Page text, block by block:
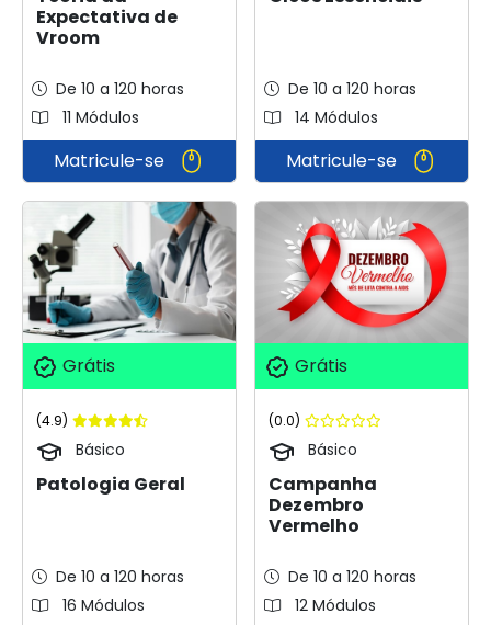
Expectativa de
Vroom
De 10 a 120 horas
11 Módulos
Matricule-se
De 10 a 120 horas
14 Módulos
Matricule-se
Grátis
(4.9)
Básico
Patologia Geral
De 10 a 120 horas
16 Módulos
Grátis
(0.0)
Básico
Campanha
Dezembro
Vermelho
De 10 a 120 horas
12 Módulos